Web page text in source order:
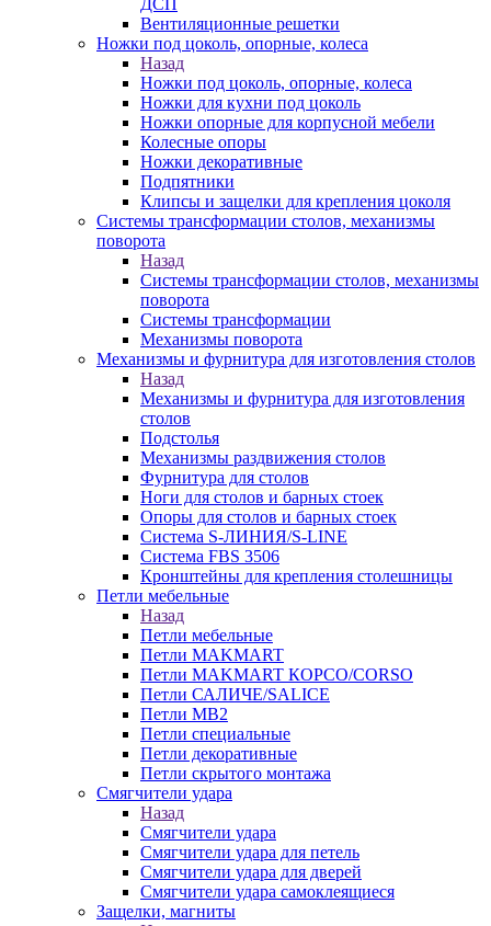
ДСП
Вентиляционные решетки
Ножки под цоколь, опорные, колеса
Назад
Ножки под цоколь, опорные, колеса
Ножки для кухни под цоколь
Ножки опорные для корпусной мебели
Колесные опоры
Ножки декоративные
Подпятники
Клипсы и защелки для крепления цоколя
Системы трансформации столов, механизмы
поворота
Назад
Системы трансформации столов, механизмы
поворота
Системы трансформации
Механизмы поворота
Механизмы и фурнитура для изготовления столов
Назад
Механизмы и фурнитура для изготовления
столов
Подстолья
Механизмы раздвижения столов
Фурнитура для столов
Ноги для столов и барных стоек
Опоры для столов и барных стоек
Система S-ЛИНИЯ/S-LINE
Система FBS 3506
Кронштейны для крепления столешницы
Петли мебельные
Назад
Петли мебельные
Петли MAKMART
Петли MAKMART КОРСО/CORSO
Петли САЛИЧЕ/SALICE
Петли MB2
Петли специальные
Петли декоративные
Петли скрытого монтажа
Смягчители удара
Назад
Смягчители удара
Смягчители удара для петель
Смягчители удара для дверей
Cмягчители удара самоклеящиеся
Защелки, магниты